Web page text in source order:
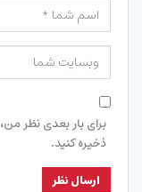
برای بار بعدی نظر
ذخیره کنید.